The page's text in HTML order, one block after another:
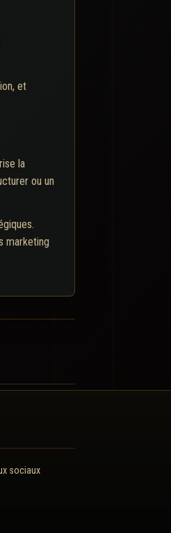
et
la
ou un
marketing
sociaux